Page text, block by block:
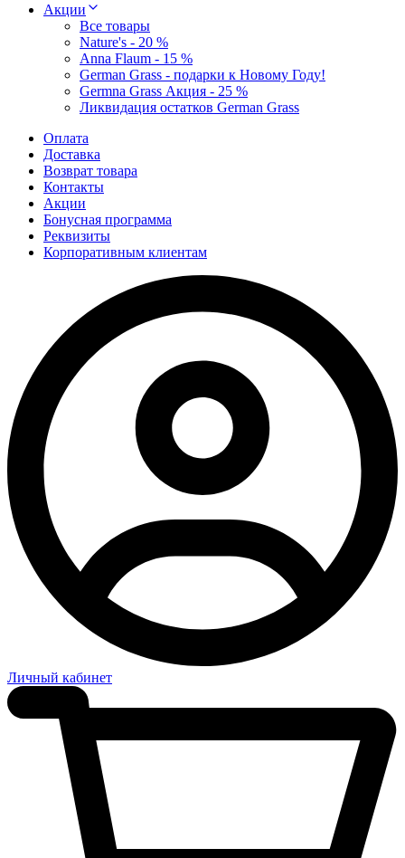
Акции
Все товары
Nature's - 20 %
Anna Flaum - 15 %
German Grass - подарки к Новому Году!
Germna Grass Акция - 25 %
Ликвидация остатков German Grass
Оплата
Доставка
Возврат товара
Контакты
Акции
Бонусная программа
Реквизиты
Корпоративным клиентам
Личный кабинет